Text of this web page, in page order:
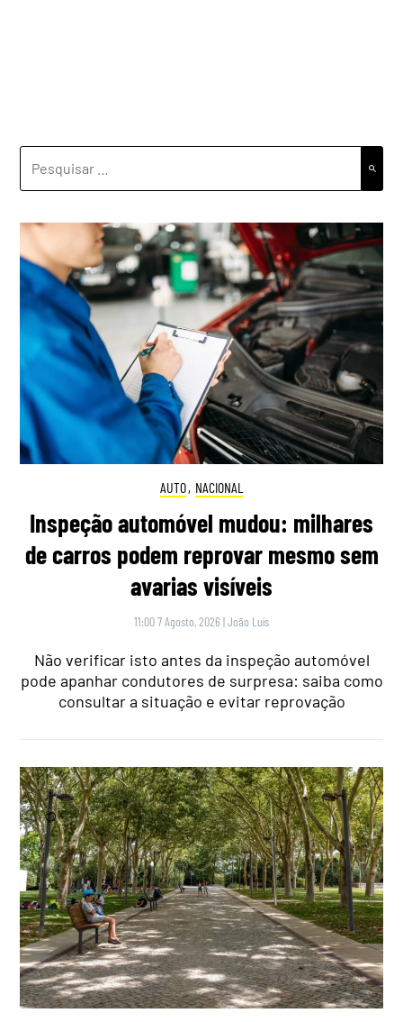
POR:
AUTO, NACIONAL
Inspeção automóvel mudou: milhares
de carros podem reprovar mesmo sem
avarias visíveis
11:00 7 Agosto, 2026 |João Luís
Não verificar isto antes da inspeção automóvel
pode apanhar condutores de surpresa: saiba como
consultar a situação e evitar reprovação